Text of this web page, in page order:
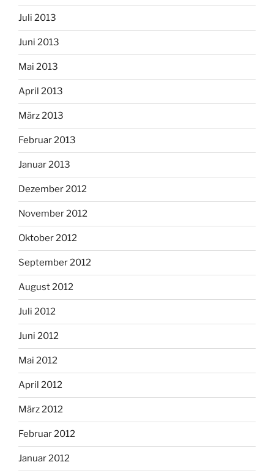
Juli 2013
Juni 2013
Mai 2013
April 2013
März 2013
Februar 2013
Januar 2013
Dezember 2012
November 2012
Oktober 2012
September 2012
August 2012
Juli 2012
Juni 2012
Mai 2012
April 2012
März 2012
Februar 2012
Januar 2012